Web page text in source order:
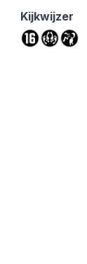
Kijkwijzer